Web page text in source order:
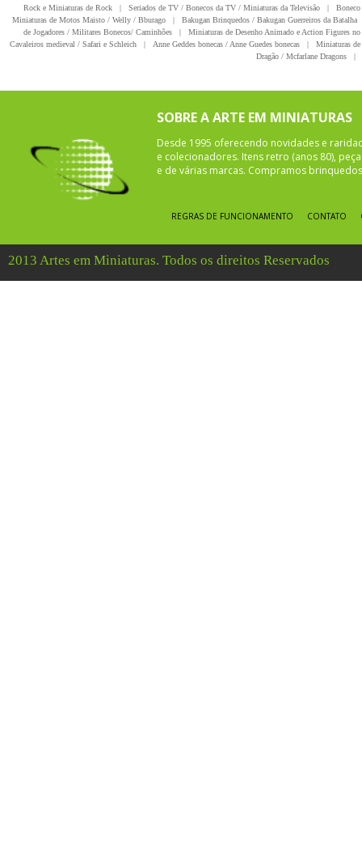
Rock e Miniaturas de Rock
| Seriados de TV / Bonecos da TV / Miniaturas da Televisão |
Miniaturas de Motos Maisto / Welly / Bburago
| Bakugan Brinquedos / Bakugan Guerreiros da Batalha
de Jogadores / Militares Bonecos/ Caminhões
|
Miniaturas de Desenho Animado e Action Figures
Cavaleiros medieval / Safari e Schleich
| Anne Geddes bonecas / Anne Guedes bonecas |
Miniaturas
Dragão / Mcfarlane Dragons
|
SOBRE A ARTE EM MINIATURAS
Desde 1995 oferecendo novidades e
e colecionadores. Itens retro (anos 80),
e de várias marcas. Compramos
REGRAS DE FUNCIONAMENTO CONTATO
2013 Artes em Miniaturas. Todos os direitos Reservados